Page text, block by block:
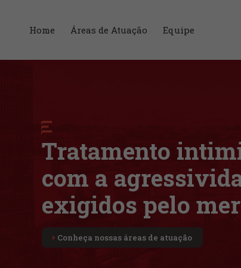
Home Áreas de Atuação Equipe
Tratamento
com a
exigidos pelo
Conheça nossas áreas de atuação